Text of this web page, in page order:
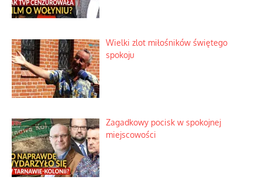
Wielki zlot miłośników świętego
spokoju
Zagadkowy pocisk w spokojnej
miejscowości